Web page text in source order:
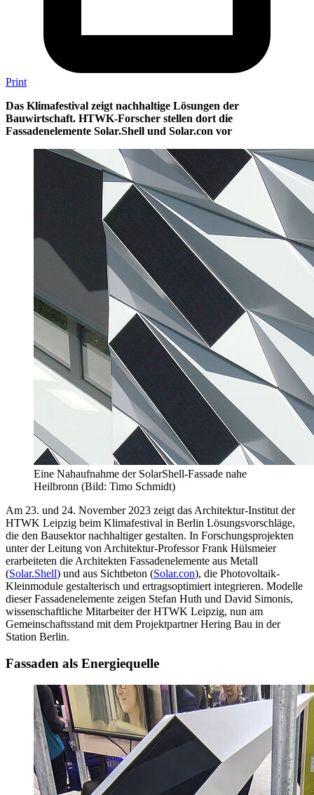
Print
Das Klimafestival zeigt nachhaltige Lösungen der
Bauwirtschaft. HTWK-Forscher stellen dort die
Fassadenelemente Solar.Shell und Solar.con vor
Eine Nahaufnahme der SolarShell-Fassade nahe
Heilbronn (Bild: Timo Schmidt)
Am 23. und 24. November 2023 zeigt das Architektur-Institut der
HTWK Leipzig beim Klimafestival in Berlin Lösungsvorschläge,
die den Bausektor nachhaltiger gestalten. In Forschungsprojekten
unter der Leitung von Architektur-Professor Frank Hülsmeier
erarbeiteten die Architekten Fassadenelemente aus Metall
(Solar.Shell) und aus Sichtbeton (Solar.con), die Photovoltaik-
Kleinmodule gestalterisch und ertragsoptimiert integrieren. Modelle
dieser Fassadenelemente zeigen Stefan Huth und David Simonis,
wissenschaftliche Mitarbeiter der HTWK Leipzig, nun am
Gemeinschaftsstand mit dem Projektpartner Hering Bau in der
Station Berlin.
Fassaden als Energiequelle